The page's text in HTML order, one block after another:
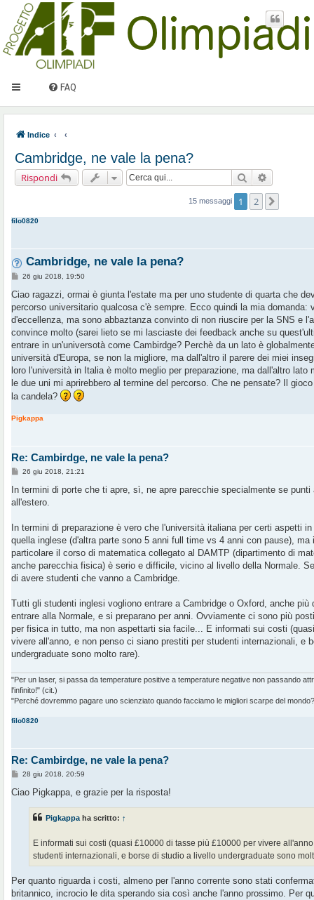
FAQ
Indice
Cambridge, ne vale la pena?
Rispondi Cerca
15 messaggi 1 2
filo0820
Cambridge, ne vale la pena?
M
s
a
g
i
o
26 giu 2018, 19:50
Ciao ragazzi, ormai è giunta l'estate ma per uno studente di quarta che
percorso universitario qualcosa c'è sempre. Ecco quindi la mia domanda:
d'eccellenza, ma sono abbaztanza convinto di non riuscire per la SNS e
convince molto (sarei lieto se mi lasciaste dei feedback anche su
entrare in un'universotà come Cambirdge? Perchè da un lato è
università d'Europa, se non la migliore, ma dall'altro il parere dei miei
loro l'università in Italia è molto meglio per preparazione, ma dall'altro lato
le due uni mi aprirebbero al termine del percorso. Che ne pensate? Il
la candela?
Pigkappa
Re: Cambirdge, ne vale la pena?
M
s
a
o
26 giu 2018, 21:21
In termini di porte che ti apre, sì, ne apre parecchie specialmente se
all'estero.
In termini di preparazione è vero che l'università italiana per certi aspetti
quella inglese (d'altra parte sono 5 anni full time vs 4 anni con pause),
particolare il corso di matematica collegato al DAMTP (dipartimento di
anche parecchia fisica) è serio e difficile, vicino al livello della Normale.
di avere studenti che vanno a Cambridge.
Tutti gli studenti inglesi vogliono entrare a Cambridge o Oxford, anche più
entrare alla Normale, e si preparano per anni. Ovviamente ci sono più
per fisica in tutto, ma non aspettarti sia facile... E informati sui costi
vivere all'anno, e non penso ci siano prestiti per studenti internazionali, e
undergraduate sono molto rare).
"Per un laser, si passa da temperature positive a temperature negative non passando
l'infinito!" (cit.)
"Perché dovremmo pagare uno scienziato quando facciamo le migliori scarpe del
filo0820
Re: Cambirdge, ne vale la pena?
M
s
28 giu 2018, 20:59
Ciao Pigkappa, e grazie per la risposta!
Pigkappa ha scritto: ↑
E informati sui costi (quasi £10000 di tasse più £10000 per vivere
studenti internazionali, e borse di studio a livello undergraduate sono
Per quanto riguarda i costi, almeno per l'anno corrente sono stati
britannico, incrocio le dita sperando sia così anche l'anno prossimo. Per